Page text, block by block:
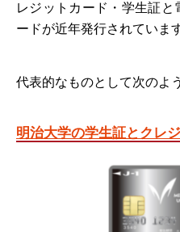
レジットカード・学生証
ードが近年発行されています
代表的なものとして次のよ
明治大学の学生証とクレ